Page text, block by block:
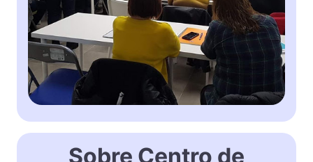
Sobre Centro de